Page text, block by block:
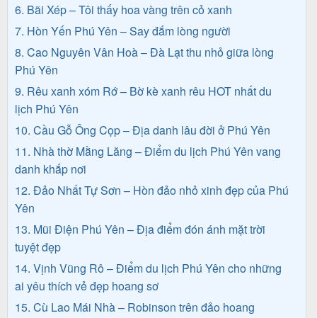
Về
Quy
Nhơn
Tourist
Cảm
nhận
khách
Tuyển
dụng
6. Bãi Xép – Tôi thấy hoa vàng trên cỏ xanh
7. Hòn Yến Phú Yên – Say đắm lòng người
8. Cao Nguyên Vân Hoà – Đà Lạt thu nhỏ giữa lòng
Phú Yên
9. Rêu xanh xóm Rớ – Bờ kè xanh rêu HOT nhất du
lịch Phú Yên
10. Cầu Gỗ Ông Cọp – Địa danh lâu đời ở Phú Yên
11. Nhà thờ Mằng Lăng – Điểm du lịch Phú Yên vang
danh khắp nơi
12. Đảo Nhất Tự Sơn – Hòn đảo nhỏ xinh đẹp của Phú
Yên
13. Mũi Điện Phú Yên – Địa điểm đón ánh mặt trời
tuyệt đẹp
14. Vịnh Vũng Rô – Điểm du lịch Phú Yên cho những
ai yêu thích vẻ đẹp hoang sơ
15. Cù Lao Mái Nhà – Robinson trên đảo hoang